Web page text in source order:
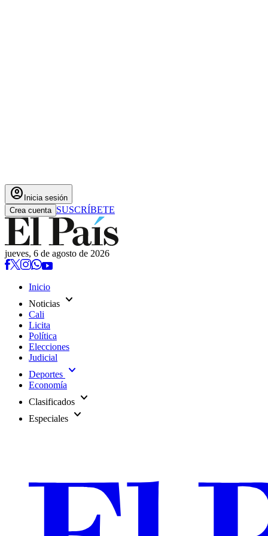
account_circle Inicia sesión
Crea cuenta SUSCRÍBETE
jueves, 6 de agosto de 2026
Inicio
Noticias expand_more
Cali
Licita
Política
Elecciones
Judicial
Deportes expand_more
Economía
Clasificados expand_more
Especiales expand_more